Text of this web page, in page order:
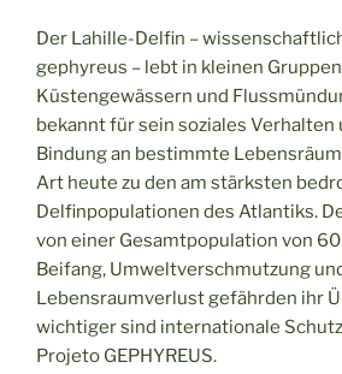
Der Lahille-Delfin –
gephyreus – lebt in kleinen
Küstengewässern und
bekannt für sein soziales Verhalten
Bindung an bestimmte
Art heute zu den am stärksten
Delfinpopulationen des Atlantiks.
von einer Gesamtpopulation von
Beifang, Umweltverschmutzung
Lebensraumverlust gefährden ihr
wichtiger sind internationale
Projeto GEPHYREUS.